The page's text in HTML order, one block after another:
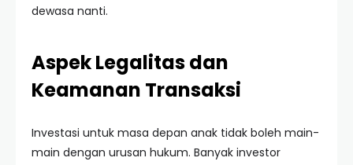
dewasa nanti.
Aspek Legalitas dan
Keamanan Transaksi
Investasi untuk masa depan anak tidak boleh main-
main dengan urusan hukum. Banyak investor